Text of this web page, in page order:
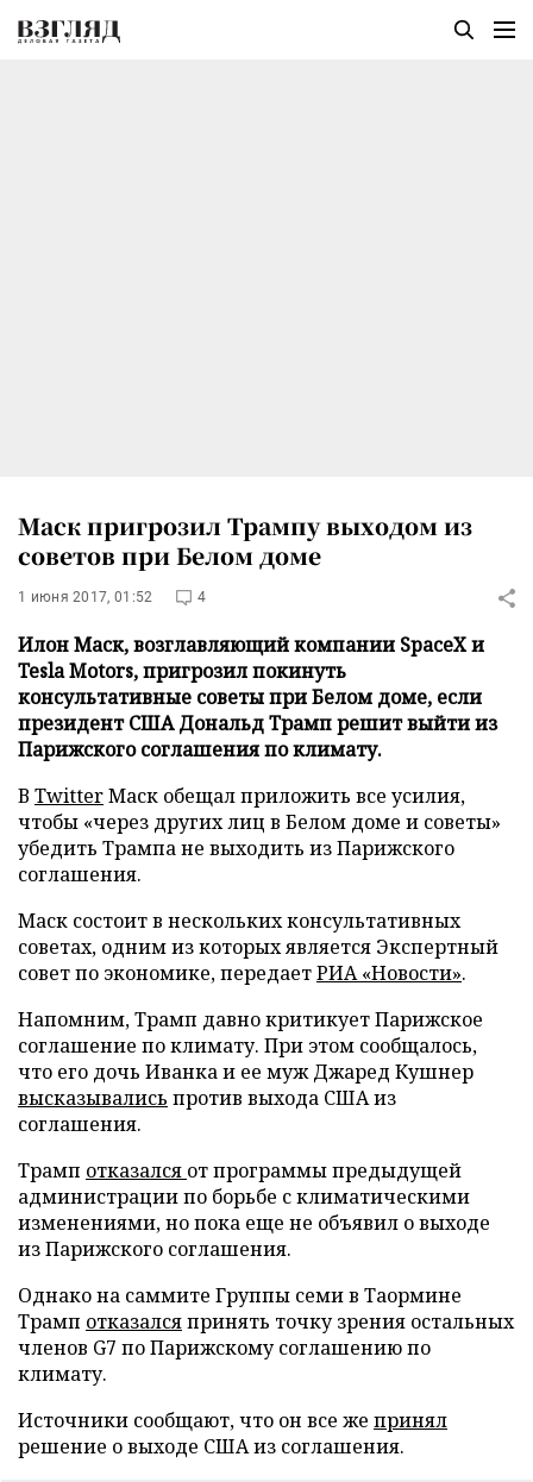
Маск пригрозил Трампу выходом из
советов при Белом доме
1 июня 2017, 01:52 4
Илон Маск, возглавляющий компании SpaceX и
Tesla Motors, пригрозил покинуть
консультативные советы при Белом доме, если
президент США Дональд Трамп решит выйти из
Парижского соглашения по климату.
В TwitterМаск обещал приложить все усилия,
чтобы «через других лиц в Белом доме и советы»
убедить Трампа не выходить из Парижского
соглашения.
Маск состоит в нескольких консультативных
советах, одним из которых является Экспертный
совет по экономике, передаетРИА «Новости».
Напомним, Трамп давно критикует Парижское
соглашение по климату. При этом сообщалось,
что его дочь Иванка и ее муж Джаред Кушнер
высказывались против выхода США из
соглашения.
Трамп отказался от программы предыдущей
администрации по борьбе с климатическими
изменениями, но пока еще не объявил о выходе
из Парижского соглашения.
Однако на саммите Группы семи в Таормине
Трамп отказалсяпринять точку зрения остальных
членов G7 по Парижскому соглашению по
климату.
Источники сообщают, что он все же принял
решение о выходе США из соглашения.